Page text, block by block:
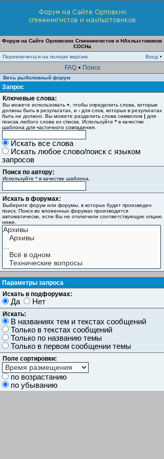
Форум на Сайте Орловских Спиннингистов и НАхлыстовиков
СОСНа
Переключиться на полную версию
Вход •
FAQ • Поиск
Весь рыболовный форум
Запрос
Ключевые слова:
Вы можете использовать + , чтобы определить слова, которые
должны быть в результатах, и - для слов, которых в результатах
быть не должно. Вы можете разделить слова символом | для
поиска любого слова из списка. Используйте * в качестве
шаблона для частичного совпадения.
Искать все слова
Искать любое слово/поиск с языком
запросов
Поиск по автору:
Используйте * в качестве шаблона.
Искать в форумах:
Выберите форум или форумы, в которых будет произведен
поиск. Поиск во вложенных форумах производится
автоматически, если Вы не отключили соответствующую опцию
ниже.
Параметры запроса
Искать в подфорумах:
Да Нет
Искать:
В названиях тем и текстах сообщений
Только в текстах сообщений
Только по названию темы
Только в первом сообщении темы
Поле сортировки:
по возрастанию
по убыванию